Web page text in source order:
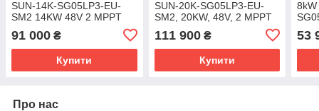
SUN-14K-SG05LP3-EU-
SM2 14KW 48V 2 MPPT
Wi-Fi 220/380V Трифазний
91 000 ₴
Купити
SUN-20K-SG05LP3-EU-
SM2, 20KW, 48V, 2 MPPT
Wi-Fi 220/380V Трифазний
111 900₴
Купити
53
Про нас